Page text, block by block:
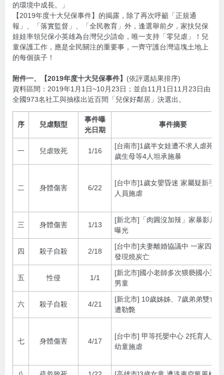
的環境中成長。」
【2019年度十大兒保事件】的揭露，除了再次呼籲「正規通
報」、「落實監督」、「全民教育」外，逢選舉前夕，家扶兒保
娃娃率領兒保小英雄為台灣兒少請命，唯一支持「零兒虐」！兒
童保護工作，應是全民關注的重要事，一齊守護台灣這塊土地上
的每個孩子！
附件一、【2019年度十大兒保事件】 (依評選結果排序)
資料區間：2019年1月1日~10月23日；並自11月1日11月23日由
全國973名社工與抽樣出近百間「兒保好鄰居」決選出。
序 兒虐類型
事件曝
光日期
事件摘要
一 兒虐致死 1/16
[台南市]1歲半女娃遭不求人虐死，
歲生母等4人坦承施暴
二 身體傷害 6/22
[台中市]1歲女嬰昏迷 家屬疑新手托
人員施虐
三 身體傷害 1/13
[新北市]「肉圓沒加辣」家暴影片
曝光
四 殺子自殺 2/18
[台中市]夫妻離婚協議中 一家四口
發現燒炭亡
五 性侵 1/1
[新北市]國小老師多次猥褻國小五
男童
六 殺子自殺 4/21
[新北市] 10歲姊姊、7歲弟弟雙亡
遭勒斃
七 身體傷害 4/17
[台中市] 甲等托嬰中心 2托育人員
幼童施虐